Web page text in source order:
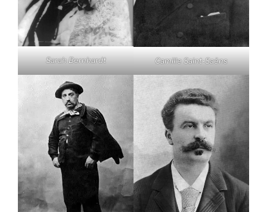
Sarah Bernhardt Camille Saint-Saëns